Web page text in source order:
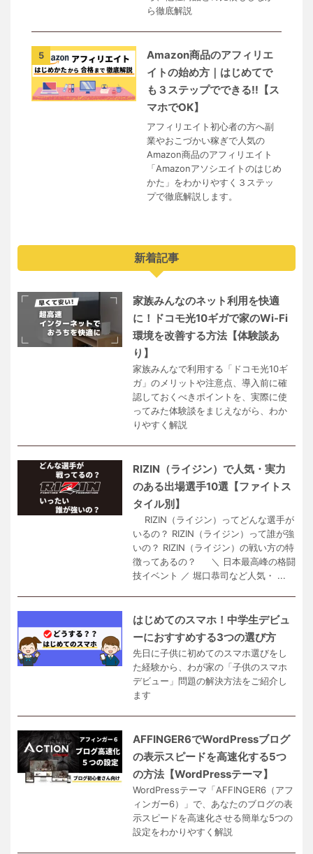
ら徹底解説
5
Amazon商品のアフィリエ
イトの始め方｜はじめてで
も３ステップでできる!!【ス
マホでOK】
アフィリエイト初心者の方へ副
業やおこづかい稼ぎで人気の
Amazon商品のアフィリエイト
「Amazonアソシエイトのはじめ
かた」をわかりやすく３ステッ
プで徹底解説します。
新着記事
家族みんなのネット利用を快適
に！ドコモ光10ギガで家のWi-Fi
環境を改善する方法【体験談あ
り】
家族みんなで利用する「ドコモ光10ギ
ガ」のメリットや注意点、導入前に確
認しておくべきポイントを、実際に使
ってみた体験談をまじえながら、わか
りやすく解説
RIZIN（ライジン）で人気・実力
のある出場選手10選【ファイトス
タイル別】
RIZIN（ライジン）ってどんな選手が
いるの？ RIZIN（ライジン）って誰が強
いの？ RIZIN（ライジン）の戦い方の特
徴ってあるの？ ＼ 日本最高峰の格闘
技イベント ／ 堀口恭司など人気・ ...
はじめてのスマホ！中学生デビュ
ーにおすすめする3つの選び方
先日に子供に初めてのスマホ選びをし
た経験から、わが家の「子供のスマホ
デビュー」問題の解決方法をご紹介し
ます
AFFINGER6でWordPressブログ
の表示スピードを高速化する5つ
の方法【WordPressテーマ】
WordPressテーマ「AFFINGER6（アフ
ィンガー6）」で、あなたのブログの表
示スピードを高速化させる簡単な5つの
設定をわかりやすく解説